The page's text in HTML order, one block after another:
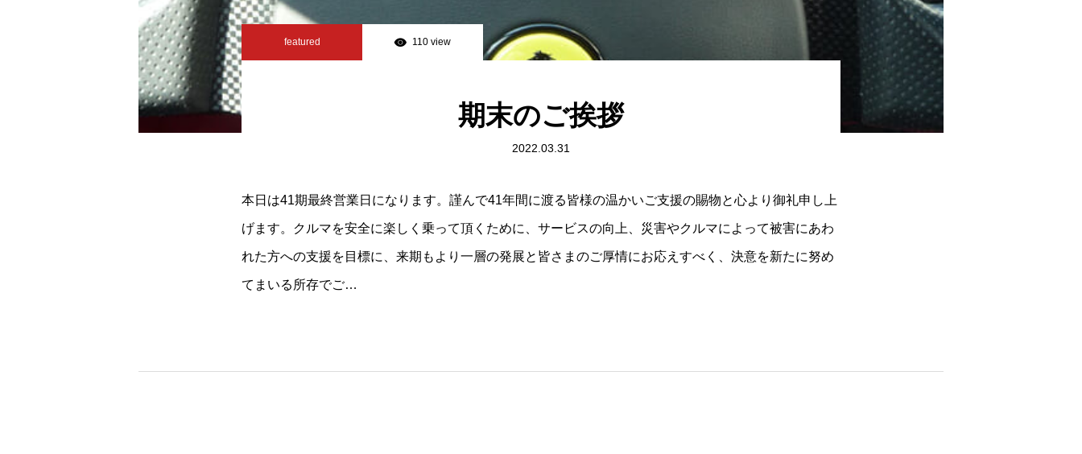
featured 110 view
期末のご挨拶
2022.03.31
本日は41期最終営業日になります。謹んで41年間に渡る皆様の温かいご支援の賜物と心より御礼申し上
げます。クルマを安全に楽しく乗って頂くために、サービスの向上、災害やクルマによって被害にあわ
れた方への支援を目標に、来期もより一層の発展と皆さまのご厚情にお応えすべく、決意を新たに努め
てまいる所存でご…